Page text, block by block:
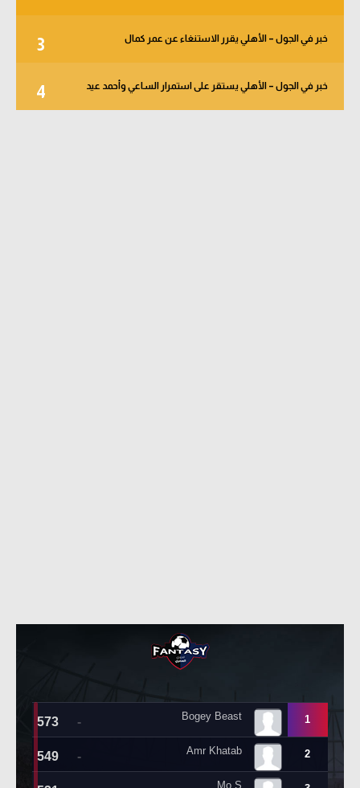
3 خبر في الجول – الأهلي يقرر الاستنغاء عن عمر كمال
4 خبر في الجول – الأهلي يستقر على استمرار الساعي وأحمد عيد